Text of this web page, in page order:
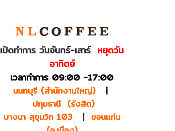
เปิดทำการ วันจันทร์-เสาร์ หยุดวัน
อาทิตย์
เวลาทำการ 09:00 -17:00
นนทบุรี (สำนักงานใหญ่) |
ปทุมธานี (รังสิต)
บางนา สุขุมวิท 103 | ขอนแก่น